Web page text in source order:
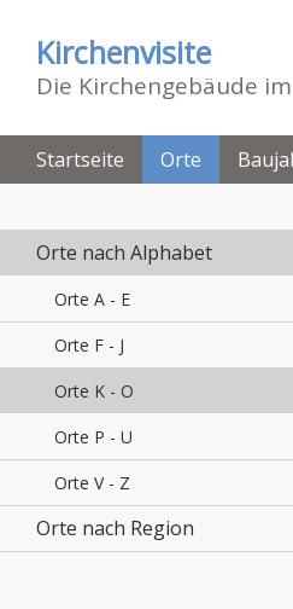
Kirchenvisite
Die Kirchengebäude
Startseite Orte
Orte nach Alphabet
Orte A - E
Orte F - J
Orte K - O
Orte P - U
Orte V - Z
Orte nach Region